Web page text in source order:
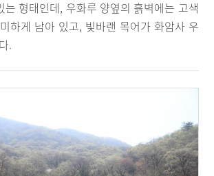
는 형태인데, 우화루 양옆의 흙벽에는 고색
하게 남아 있고, 빛바랜 목어가 화암사 우
.